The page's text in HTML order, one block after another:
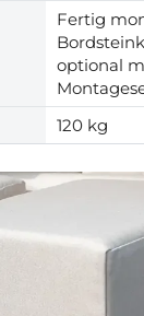
Fertig
optional
120 kg